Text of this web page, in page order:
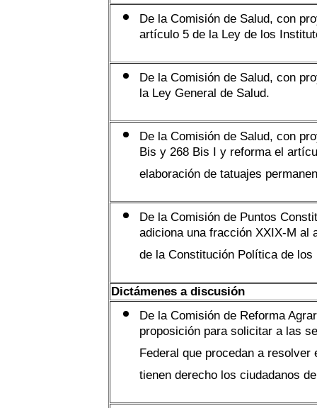
De la Comisión de Salud, con
artículo 5 de la Ley de los
De la Comisión de Salud, con
la Ley General de Salud.
De la Comisión de Salud, con
Bis y 268 Bis I y reforma el
elaboración de tatuajes
De la Comisión de Puntos
adiciona una fracción XXIX-M
de la Constitución Política de
Dictámenes a discusión
De la Comisión de Reforma
proposición para solicitar a las
Federal que procedan a
tienen derecho los ciudadanos